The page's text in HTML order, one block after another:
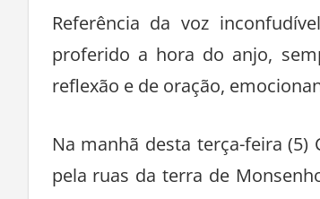
Referência da voz
proferido a hora do anjo,
reflexão e de oração,
Na manhã desta terça-feira
pela ruas da terra de